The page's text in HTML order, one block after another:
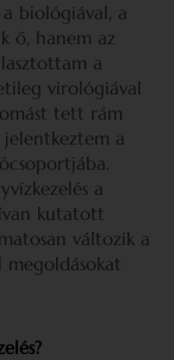
biológiával, a
ő, hanem az
a
virológiával
tett rám
a
a
kutatott
változik a